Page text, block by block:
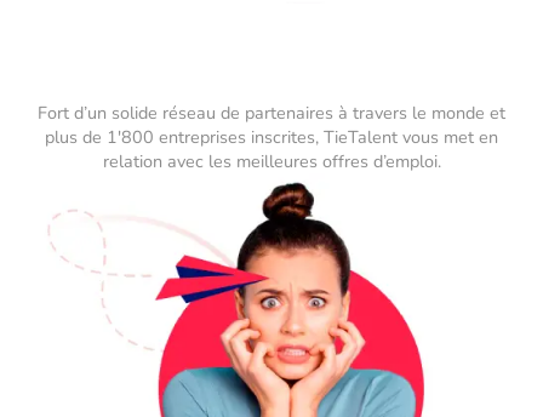
Fort d’un solide réseau de partenaires à travers le monde et
plus de 1'800 entreprises inscrites, TieTalent vous met en
relation avec les meilleures offres d’emploi.